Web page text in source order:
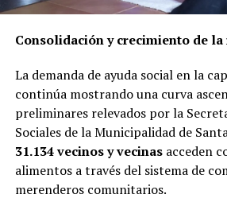
camas del 97 % en camas críticas
Testeos
Desde el 18 de marzo de 2020, fecha
a realizarse los testeos en el
hasta el 22 de abril de 2021 se
144.440 hisopados, de los cuales
Consolidación y crecimiento de la
La demanda de ayuda social en la
continúa mostrando una curva
preliminares relevados por la
Sociales de la Municipalidad de
31.134 vecinos y vecinasacceden
alimentos a través del sistema de
merenderos comunitarios.